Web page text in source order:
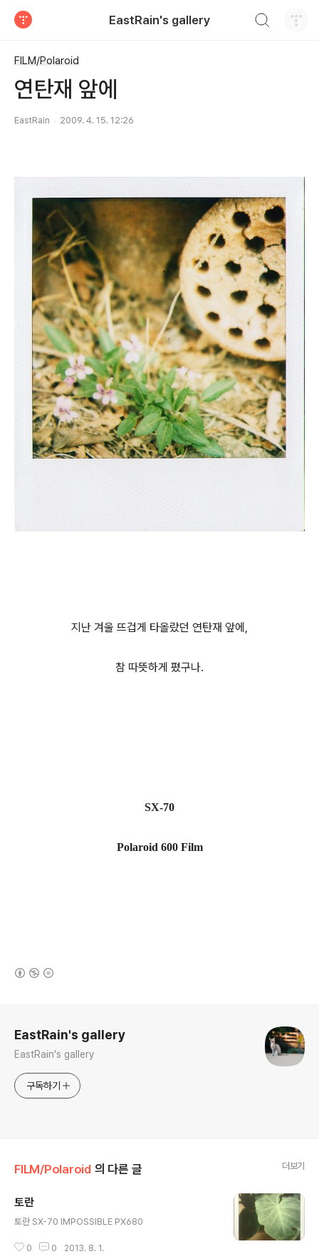
EastRain's gallery
FILM/Polaroid
연탄재 앞에
EastRain 2009. 4. 15. 12:26
지난 겨울 뜨겁게 타올랐던 연탄재 앞에,
참 따뜻하게 폈구나.
SX-70
Polaroid 600 Film
EastRain's gallery
EastRain's gallery
구독하기
FILM/Polaroid 의 다른 글 더보기
토란
토란 SX-70 IMPOSSIBLE PX680
0 0 2013. 8. 1.